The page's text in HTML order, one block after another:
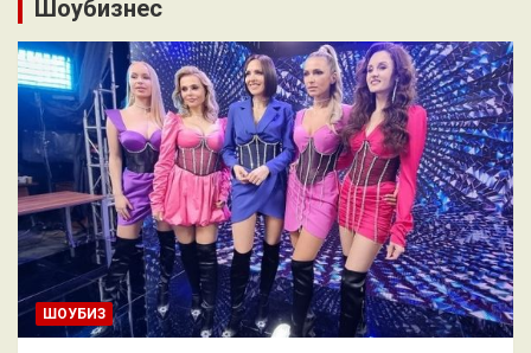
Шоубизнес
ШОУБИЗ